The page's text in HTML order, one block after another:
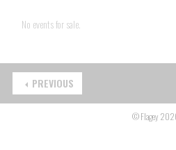
No events for sale.
PREVIOUS
© Flagey